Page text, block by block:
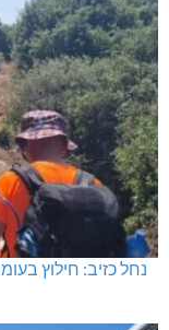
נחל כזיב: חילוץ